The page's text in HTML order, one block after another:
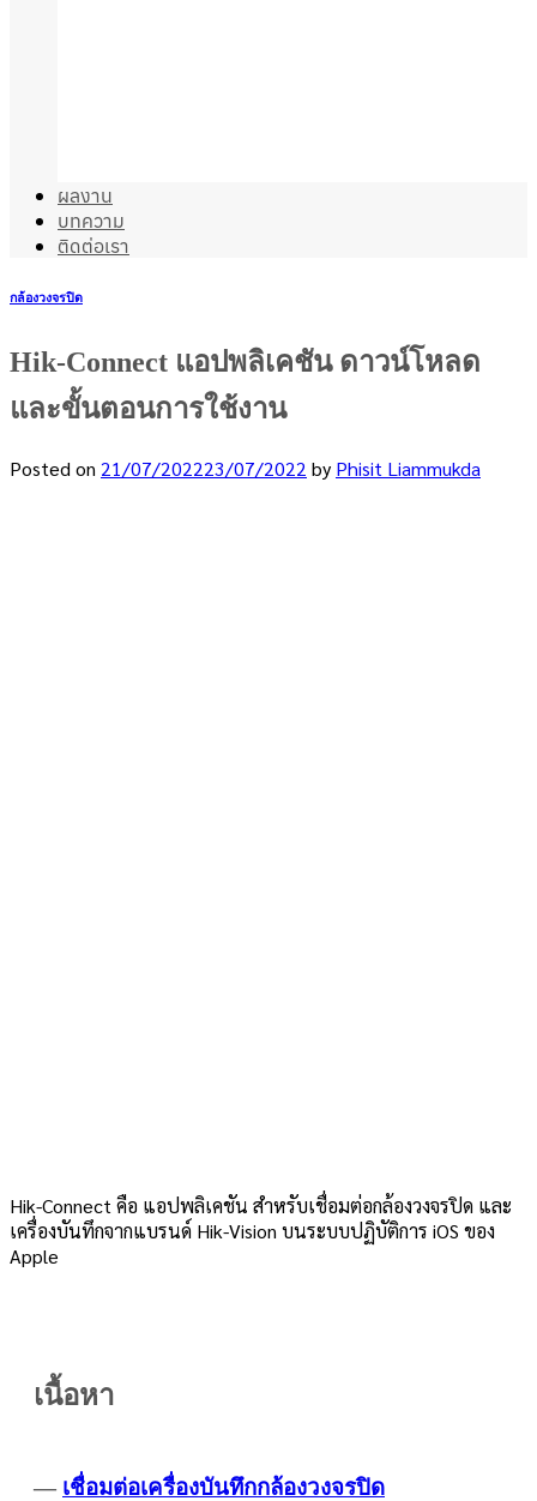
ผลงาน
บทความ
ติดต่อเรา
กล้องวงจรปิด
Hik-Connect แอปพลิเคชัน ดาวน์โหลด
และขั้นตอนการใช้งาน
Posted on 21/07/202223/07/2022 by Phisit Liammukda
Hik-Connect คือ แอปพลิเคชัน สำหรับเชื่อมต่อกล้องวงจรปิด และ
เครื่องบันทึกจากแบรนด์ Hik-Vision บนระบบปฏิบัติการ iOS ของ
Apple
เนื้อหา
— เชื่อมต่อเครื่องบันทึกกล้องวงจรปิด